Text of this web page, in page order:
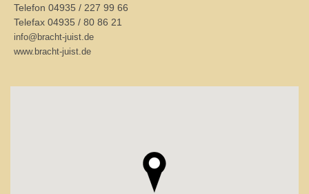
Telefon 04935 / 227 99 66
Telefax 04935 / 80 86 21
info@bracht-juist.de
www.bracht-juist.de